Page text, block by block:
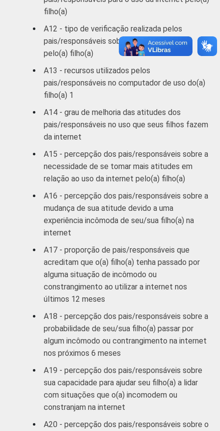
Respostas estimuladas. Cada item
apresentado se refere apenas aos
resultados da alternativa "sim". Dados
coletados entre abril e julho de 2012.
filho(a)
A12 - tipo de verificação realizada pelos
pais/responsáveis sobre o uso da internet
pelo(a) filho(a)
A13 - recursos utilizados pelos
pais/responsáveis no computador de uso do(a)
filho(a) 1
A14 - grau de melhoria das atitudes dos
pais/responsáveis no uso que seus filhos fazem
da internet
A15 - percepção dos pais/responsáveis sobre a
necessidade de se tomar mais atitudes em
relação ao uso da internet pelo(a) filho(a)
A16 - percepção dos pais/responsáveis sobre a
mudança de sua atitude devido a uma
experiência incômoda de seu/sua filho(a) na
internet
A17 - proporção de pais/responsáveis que
acreditam que o(a) filho(a) tenha passado por
alguma situação de incômodo ou
constrangimento ao utilizar a internet nos
últimos 12 meses
A18 - percepção dos pais/responsáveis sobre a
probabilidade de seu/sua filho(a) passar por
algum incômodo ou contrangimento na internet
nos próximos 6 meses
A19 - percepção dos pais/responsáveis sobre
sua capacidade para ajudar seu filho(a) a lidar
com situações que o(a) incomodem ou
constranjam na internet
A20 - percepção dos pais/responsáveis sobre o